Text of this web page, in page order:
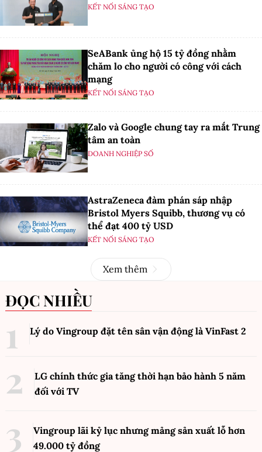
KẾT NỐI SÁNG TẠO
SeABank ủng hộ 15 tỷ đồng nhằm
chăm lo cho người có công với cách
mạng
KẾT NỐI SÁNG TẠO
Zalo và Google chung tay ra mắt Trung
tâm an toàn
DOANH NGHIỆP SỐ
AstraZeneca đàm phán sáp nhập
Bristol Myers Squibb, thương vụ có
thể đạt 400 tỷ USD
KẾT NỐI SÁNG TẠO
Xem thêm
ĐỌC NHIỀU
Lý do Vingroup đặt tên sân vận động là VinFast 2
LG chính thức gia tăng thời hạn bảo hành 5 năm
đối với TV
Vingroup lãi kỷ lục nhưng mảng sản xuất lỗ hơn
49.000 tỷ đồng